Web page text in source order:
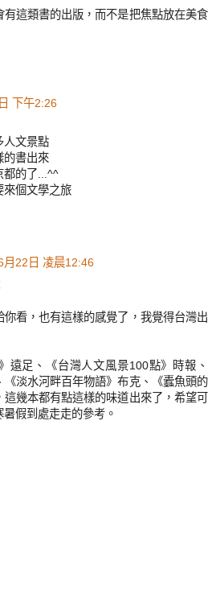
有這類書的出版，而不是把焦點放在美食
下午2:26
人文景點
的書出來
都的了...^^
來個文學之旅
月22日 凌晨12:46
看，也有這樣的感覺了，我覺得台灣出
遠足、《台灣人文風景100點》時報、
《淡水河畔百年物語》布克、《蠹魚頭的
幾本都有點這樣的味道出來了，希望可
假到處走走的參考。